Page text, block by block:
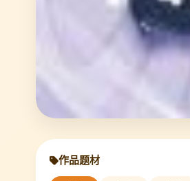
作品题材